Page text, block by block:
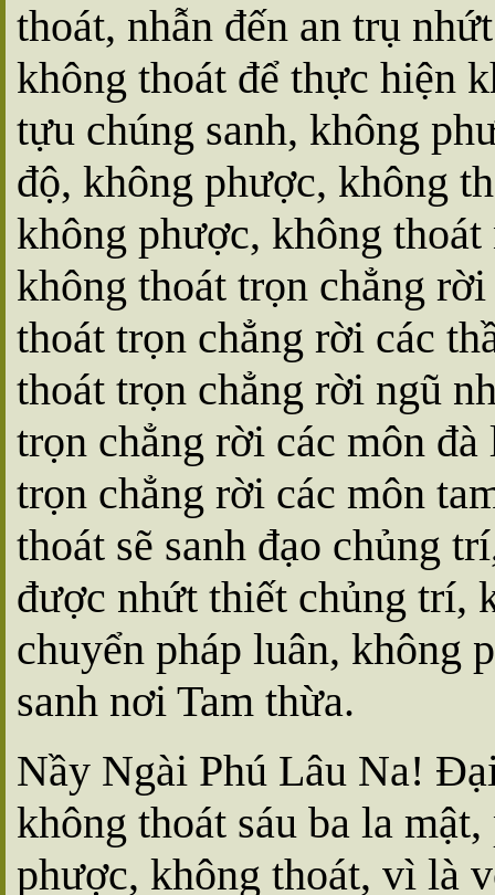
thoát, nhẫn đến an trụ
không thoát để thực hiện
tựu chúng sanh, không
độ, không phược, không
không phược, không
không thoát trọn chẳng
thoát trọn chẳng rời các
thoát trọn chẳng rời ngũ
trọn chẳng rời các môn
trọn chẳng rời các môn
thoát sẽ sanh đạo chủng
được nhứt thiết chủng trí,
chuyển pháp luân, không
sanh nơi Tam thừa.
Nầy Ngài Phú Lâu Na!
không thoát sáu ba la
phược, không thoát, vì là